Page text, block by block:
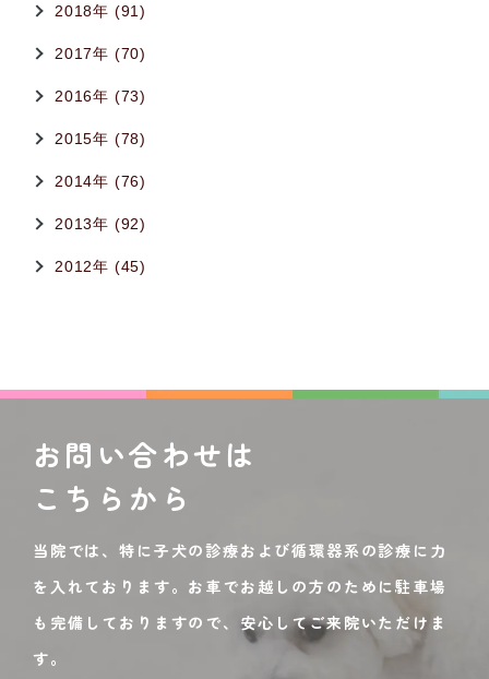
2018年 (91)
2017年 (70)
2016年 (73)
2015年 (78)
2014年 (76)
2013年 (92)
2012年 (45)
お問い合わせは
こちらから
当院では、特に子犬の診療および循環器系の診療に力
を入れております。お車でお越しの方のために駐車場
も完備しておりますので、安心してご来院いただけま
す。